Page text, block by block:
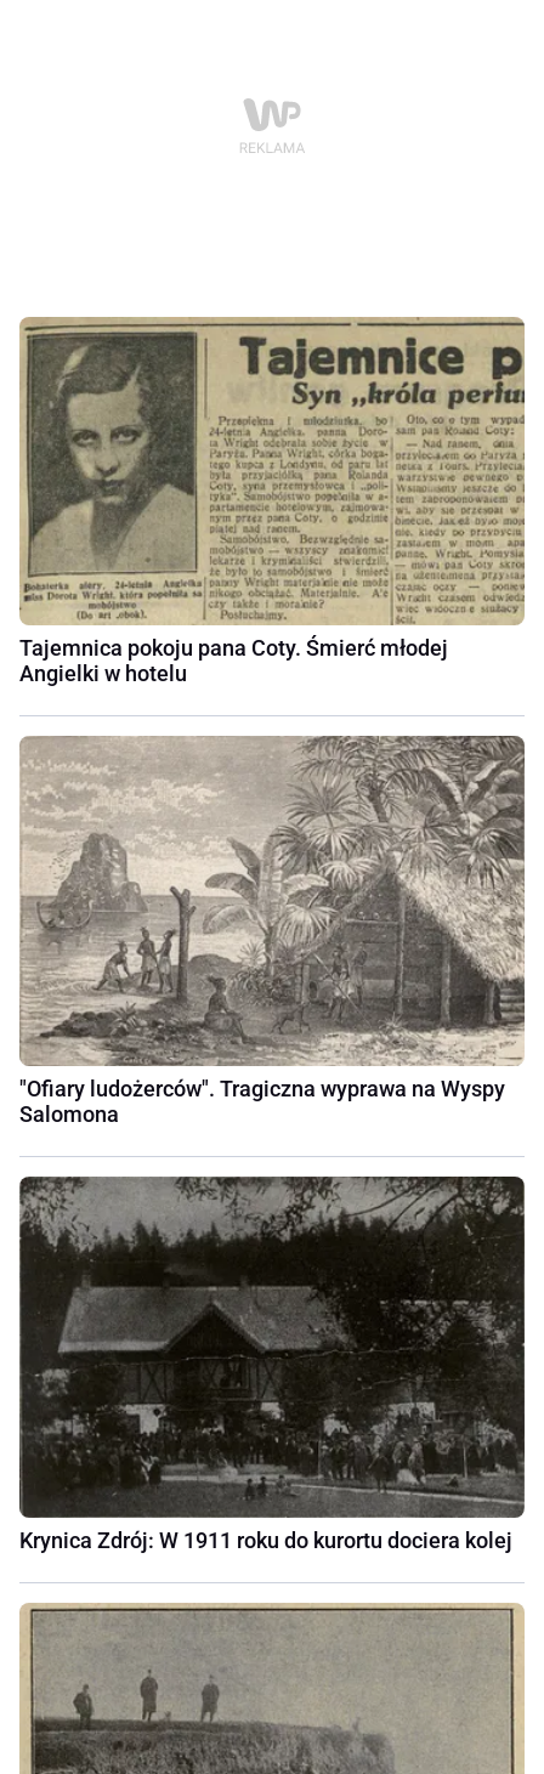
Tajemnica pokoju pana Coty. Śmierć młodej
Angielki w hotelu
"Ofiary ludożerców". Tragiczna wyprawa na Wyspy
Salomona
Krynica Zdrój: W 1911 roku do kurortu dociera kolej